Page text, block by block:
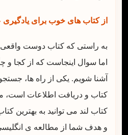
از کتاب های خوب برای یادگیری
به راستی که کتاب دوست واقعی
اما سوال اینجاست که از کجا و
آشنا شویم. یکی از راه ها،
کتاب و دریافت اطلاعات است،
کتاب لند می توانید به بهترین
و هدف شما از مطالعه ی